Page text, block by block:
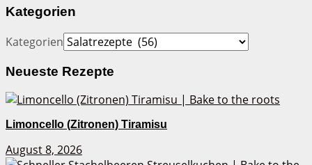
Kategorien
Kategorien
Neueste Rezepte
Limoncello (Zitronen) Tiramisu
August 8, 2026